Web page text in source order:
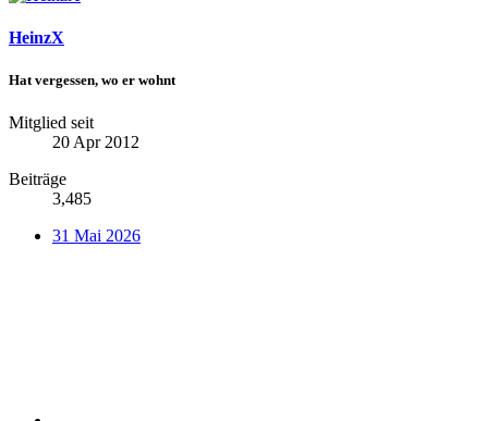
HeinzX
Hat vergessen, wo er wohnt
Mitglied seit
20 Apr 2012
Beiträge
3,485
31 Mai 2026